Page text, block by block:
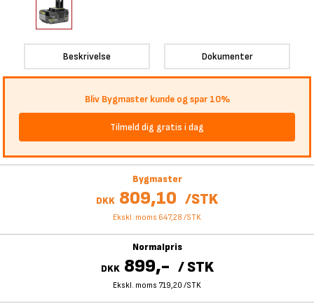
Beskrivelse Dokumenter
Bliv Bygmaster kunde og spar 10%
Tilmeld dig gratis i dag
Bygmaster
DKK 809,10 /STK
Ekskl. moms 647,28 /STK
Normalpris
DKK 899,- / STK
Ekskl. moms 719,20 /STK